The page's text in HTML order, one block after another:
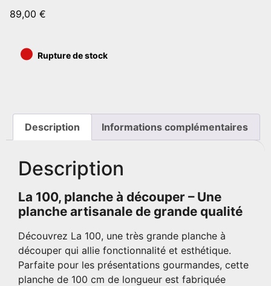
89,00 €
• Rupture de stock
Description Informations complémentaires
Description
La 100, planche à découper – Une
planche artisanale de grande qualité
Découvrez La 100, une très grande planche à
découper qui allie fonctionnalité et esthétique.
Parfaite pour les présentations gourmandes, cette
planche de 100 cm de longueur est fabriquée